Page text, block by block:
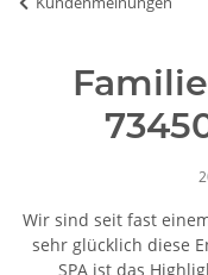
Wir sind seit fast
sehr glücklich diese
SPA ist das